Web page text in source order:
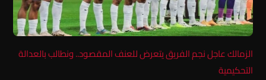
الزمالك عاجل نجم الفريق يتعرض للعنف المقصود.. ونطالب بالعدالة
التحكيمية